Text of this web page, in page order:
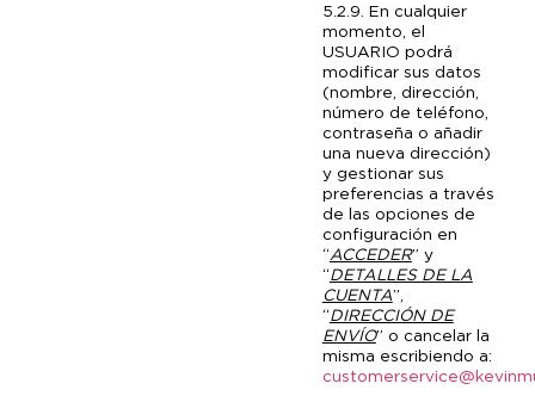
5.2.9. En cualquier
momento, el
USUARIO podrá
modificar sus datos
(nombre, dirección,
número de teléfono,
contraseña o añadir
una nueva dirección)
y gestionar sus
preferencias a través
de las opciones de
configuración en
“ACCEDER” y
“DETALLES DE LA
CUENTA”,
“DIRECCIÓN DE
ENVÍO” o cancelar la
misma escribiendo a: